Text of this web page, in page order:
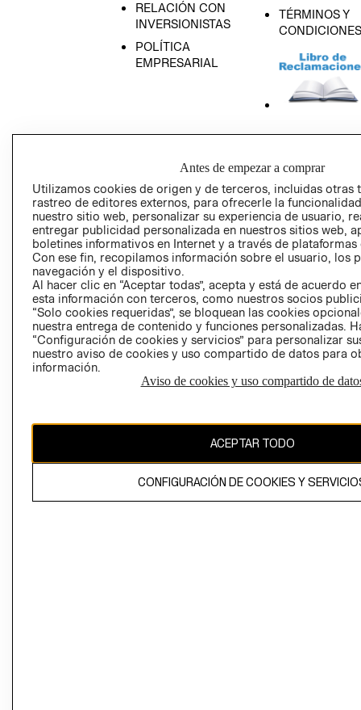
RELACIÓN CON
INVERSIONISTAS
POLÍTICA
EMPRESARIAL
TÉRMINOS Y
CONDICIONES
GIFT CARD
AVISO DE
Perú (S/)
CAMBIAR REGIÓN
propiedad de H&M Hennes & Mauritz AB
Antes de empezar a comprar
Utilizamos cookies de origen y de terceros, incluidas otras
rastreo de editores externos, para ofrecerle la
nuestro sitio web, personalizar su experiencia de usuario,
entregar publicidad personalizada en nuestros sitios web,
boletines informativos en Internet y a través de plataformas
Con ese fin, recopilamos información sobre el usuario, los
navegación y el dispositivo.
Al hacer clic en “Aceptar todas”, acepta y está de acuerdo
esta información con terceros, como nuestros socios
“Solo cookies requeridas”, se bloquean las cookies
nuestra entrega de contenido y funciones personalizadas.
“Configuración de cookies y servicios” para personalizar
nuestro aviso de cookies y uso compartido de datos para
información.
Aviso de cookies y uso compartido de
ACEPTAR TODO
CONFIGURACIÓN DE COOKIES Y